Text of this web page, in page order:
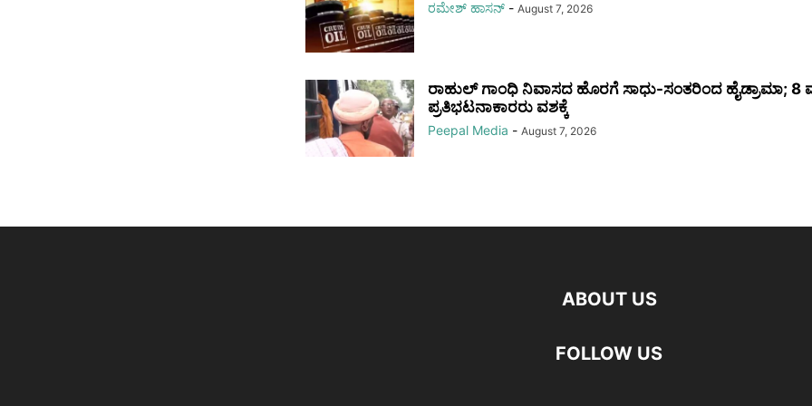
ರಮೇಶ್‌ ಹಾಸನ್‌ - August 7, 2026
ರಾಹುಲ್ ಗಾಂಧಿ ನಿವಾಸದ ಹೊರಗೆ ಸಾಧು-ಸಂತರಿಂದ ಹೈಡ್ರಾಮಾ;
ಪ್ರತಿಭಟನಾಕಾರರು ವಶಕ್ಕೆ
Peepal Media - August 7, 2026
ABOUT US
FOLLOW US